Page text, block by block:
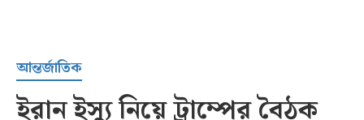
সর্বশেষ
আন্তর্জাতিক
ইরান ইস্যু নিয়ে ট্রাম্পের বৈঠক